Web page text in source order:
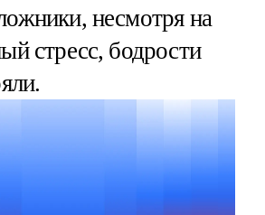
несмотря на
стресс, бодрости